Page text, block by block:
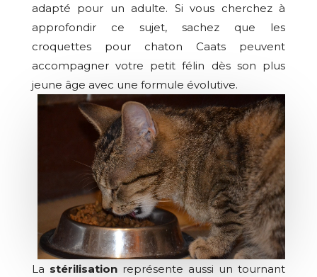
adapté pour un adulte. Si vous cherchez à
approfondir ce sujet, sachez que les
croquettes pour chaton Caats peuvent
accompagner votre petit félin dès son plus
jeune âge avec une formule évolutive.
La stérilisationreprésente aussi un tournant